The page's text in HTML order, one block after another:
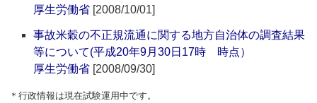
厚生労働省 [2008/10/01]
事故米穀の不正規流通に関する地方自治体の調査結果
等について(平成20年9月30日17時 時点）
厚生労働省 [2008/09/30]
＊行政情報は現在試験運用中です。